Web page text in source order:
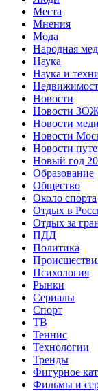
Места
Мнения
Мода
Народная
Наука
Наука и
Новости
Новости
Новости
Новости
Новости
Новый год
Образование
Общество
Около спорта
Отдых в
Отдых за
ПДД
Политика
Психология
Рынки
Сериалы
Спорт
ТВ
Теннис
Технологии
Тренды
Фигурное
Фильмы и